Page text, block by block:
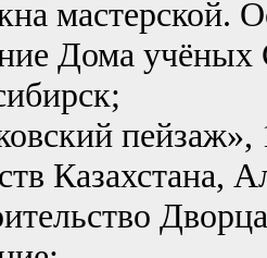
мастерской.
Дома учёных
пейзаж»,
Казахстана,